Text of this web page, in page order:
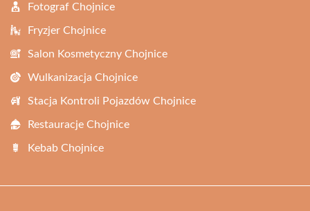
Fotograf Chojnice
Fryzjer Chojnice
Salon Kosmetyczny Chojnice
Wulkanizacja Chojnice
Stacja Kontroli Pojazdów Chojnice
Restauracje Chojnice
Kebab Chojnice